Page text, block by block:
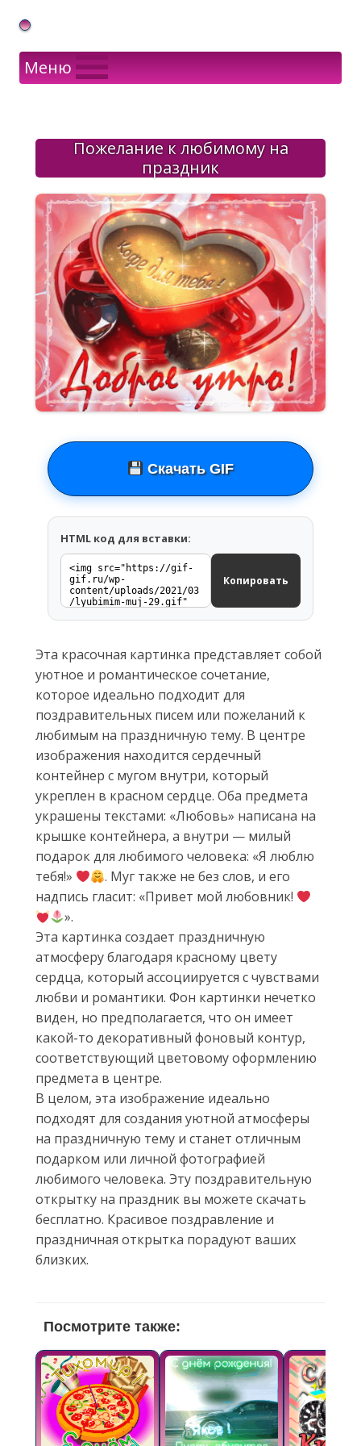
Gif Открытки в подарок
Меню
Пожелание к любимому на
праздник
Скачать GIF
HTML код для вставки:
Копировать
Эта красочная картинка представляет собой
уютное и романтическое сочетание,
которое идеально подходит для
поздравительных писем или пожеланий к
любимым на праздничную тему. В центре
изображения находится сердечный
контейнер с мугом внутри, который
укреплен в красном сердце. Оба предмета
украшены текстами: «Любовь» написана на
крышке контейнера, а внутри — милый
подарок для любимого человека: «Я люблю
тебя!»
. Муг также не без слов, и его
надпись гласит: «Привет мой любовник!
».
Эта картинка создает праздничную
атмосферу благодаря красному цвету
сердца, который ассоциируется с чувствами
любви и романтики. Фон картинки нечетко
виден, но предполагается, что он имеет
какой-то декоративный фоновый контур,
соответствующий цветовому оформлению
предмета в центре.
В целом, эта изображение идеально
подходят для создания уютной атмосферы
на праздничную тему и станет отличным
подарком или личной фотографией
любимого человека. Эту поздравительную
открытку на праздник вы можете скачать
бесплатно. Красивое поздравление и
праздничная открытка порадуют ваших
близких.
Посмотрите также: